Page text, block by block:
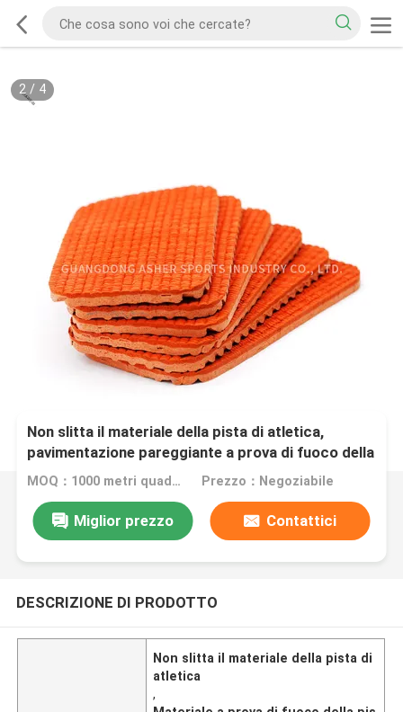
2/ 4
Non slitta il materiale della pista di atletica,
pavimentazione pareggiante a prova di fuoco della
pista
MOQ：1000 metri quadrati Prezzo：Negoziabile
Miglior prezzo Contattici
DESCRIZIONE DI PRODOTTO
Non slitta il materiale della pista di
atletica
,